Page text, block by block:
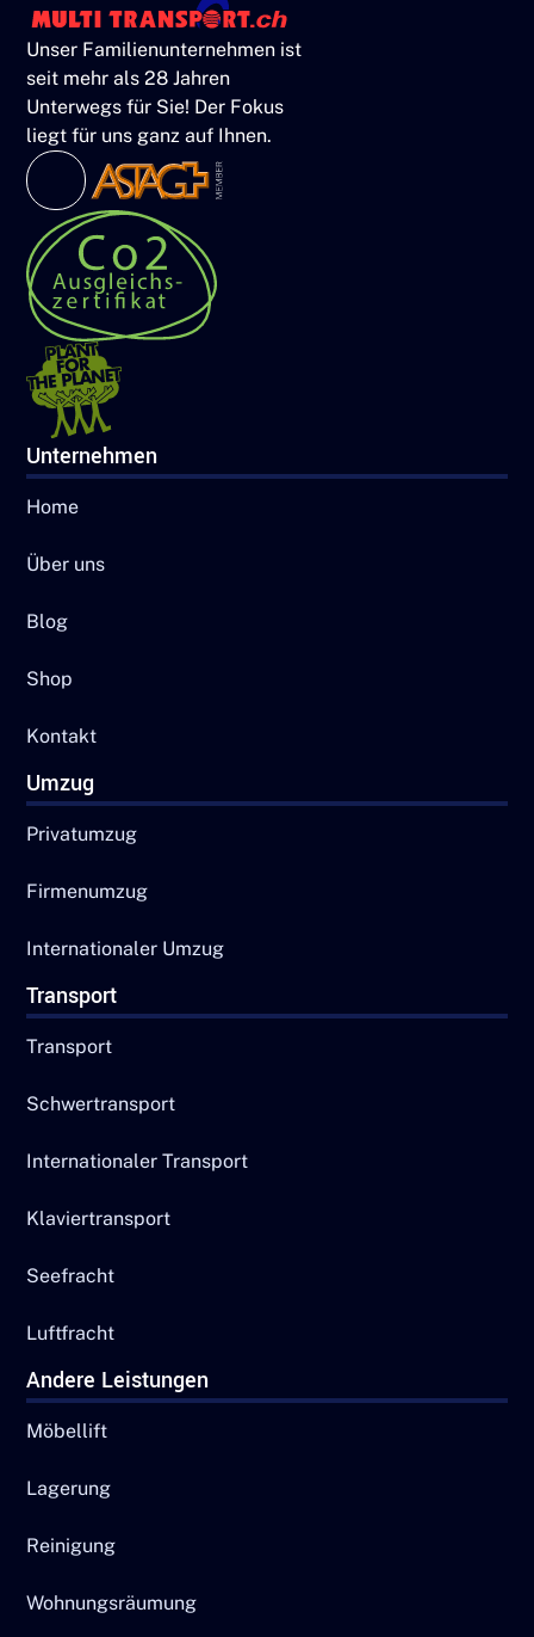
Unser Familienunternehmen ist
seit mehr als 28 Jahren
Unterwegs für Sie! Der Fokus
liegt für uns ganz auf Ihnen.
Unternehmen
Home
Über uns
Blog
Shop
Kontakt
Umzug
Privatumzug
Firmenumzug
Internationaler Umzug
Transport
Transport
Schwertransport
Internationaler Transport
Klaviertransport
Seefracht
Luftfracht
Andere Leistungen
Möbellift
Lagerung
Reinigung
Wohnungsräumung